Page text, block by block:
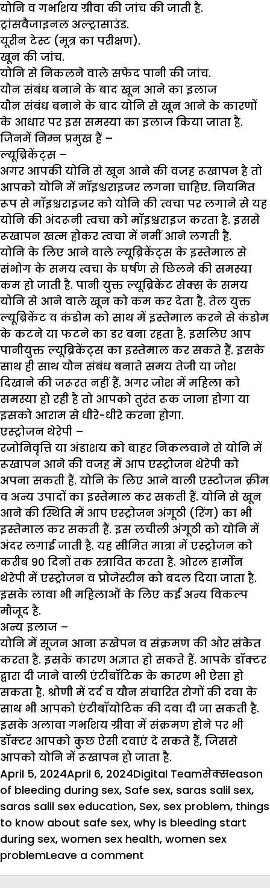
योनि व गर्भाशय ग्रीवा की जांच की जाती है.
ट्रांसवैजाइनल अल्ट्रासाउंड.
यूरीन टेस्ट (मूत्र का परीक्षण).
खून की जांच.
योनि से निकलने वाले सफेद पानी की जांच.
यौन संबंध बनाने के बाद खून आने का इलाज
यौन संबंध बनाने के बाद योनि से खून आने के कारणों
के आधार पर इस समस्या का इलाज किया जाता है.
जिनमें निम्न प्रमुख हैं –
ल्यूब्रिकेंट्स –
अगर आपकी योनि से खून आने की वजह रूखापन है तो
आपको योनि में मॉइश्चराइजर लगना चाहिए. नियमित
रूप से मॉइश्चराइजर को योनि की त्वचा पर लगाने से यह
योनि की अंदरूनी त्वचा को मॉइश्चराइज करता है. इससे
रूखापन खत्म होकर त्वचा में नमीं आने लगती है.
योनि के लिए आने वाले ल्यूब्रिकेंट्स के इस्तेमाल से
संभोग के समय त्वचा के घर्षण से छिलने की समस्या
कम हो जाती है. पानी युक्त ल्यूब्रिकेंट सेक्स के समय
योनि से आने वाले खून को कम कर देता है. तेल युक्त
ल्यूब्रिकेंट व कंडोम को साथ में इस्तेमाल करने से कंडोम
के कटने या फटने का डर बना रहता है. इसलिए आप
पानीयुक्त ल्यूब्रिकेंट्स का इस्तेमाल कर सकते हैं. इसके
साथ ही साथ यौन संबंध बनाते समय तेजी या जोश
दिखाने की जरूरत नहीं हैं. अगर जोश में महिला को
समस्या हो रही है तो आपको तुरंत रूक जाना होगा या
इसको आराम से धीरे-धीरे करना होगा.
एस्ट्रोजन थेरेपी –
रजोनिवृत्ति या अंडाशय को बाहर निकलवाने से योनि में
रूखापन आने की वजह में आप एस्ट्रोजन थेरेपी को
अपना सकती हैं. योनि के लिए आने वाली एस्टोजन क्रीम
व अन्य उपादों का इस्तेमाल कर सकती हैं. योनि से खून
आने की स्थिति में आप एस्ट्रोजन अंगूठी (रिंग) का भी
इस्तेमाल कर सकती हैं. इस लचीली अंगूठी को योनि में
अंदर लगाई जाती है. यह सीमित मात्रा में एस्ट्रोजन को
करीब 90 दिनों तक स्त्रावित करता है. ओरल हार्मोन
थेरेपी में एस्ट्रोजन व प्रोजेस्टीन को बदल दिया जाता है.
इसके लावा भी महिलाओं के लिए कई अन्य विकल्प
मौजूद है.
अन्य इलाज –
योनि में सूजन आना रूखेपन व संक्रमण की ओर संकेत
करता है. इसके कारण अज्ञात हो सकते हैं. आपके डॉक्टर
द्वारा दी जाने वाली एंटीबॉटिक के कारण भी ऐसा हो
सकता है. श्रोणी में दर्द व यौन संचारित रोगों की दवा के
साथ भी आपको एंटीबॉयोटिक की दवा दी जा सकती है.
इसके अलावा गर्भाशय ग्रीवा में संक्रमण होने पर भी
डॉक्टर आपको कुछ ऐसी दवाएं दे सकते हैं, जिससे
आपको योनि में रूखापन हो जाता है.
Posted
on
April 5, 2024April 6, 2024Author
Digital TeamCategories
सेक्सTags
eason
of bleeding during sex, Safe sex, saras salil sex,
saras salil sex education, Sex, sex problem, things
to know about safe sex, why is bleeding start
during sex, women sex health, women sex
problemLeave a comment